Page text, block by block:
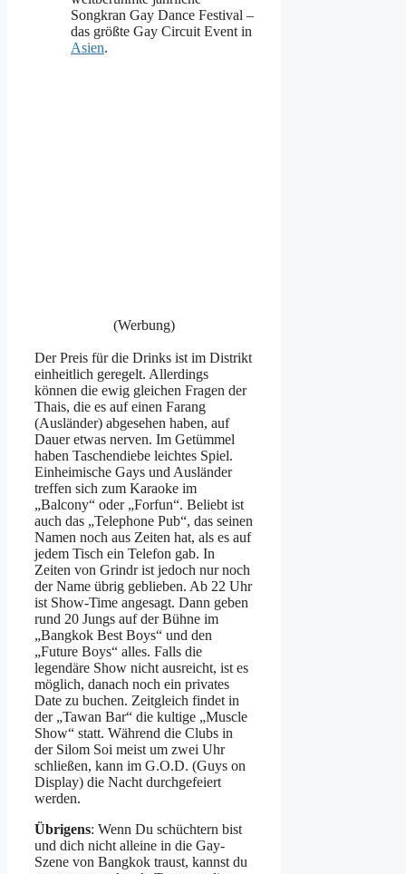
Songkran Gay Dance Festival –
das größte Gay Circuit Event in
Asien.
(Werbung)
Der Preis für die Drinks ist im Distrikt
einheitlich geregelt. Allerdings
können die ewig gleichen Fragen der
Thais, die es auf einen Farang
(Ausländer) abgesehen haben, auf
Dauer etwas nerven. Im Getümmel
haben Taschendiebe leichtes Spiel.
Einheimische Gays und Ausländer
treffen sich zum Karaoke im
„Balcony“ oder „Forfun“. Beliebt ist
auch das „Telephone Pub“, das seinen
Namen noch aus Zeiten hat, als es auf
jedem Tisch ein Telefon gab. In
Zeiten von Grindr ist jedoch nur noch
der Name übrig geblieben. Ab 22 Uhr
ist Show-Time angesagt. Dann geben
rund 20 Jungs auf der Bühne im
„Bangkok Best Boys“ und den
„Future Boys“ alles. Falls die
legendäre Show nicht ausreicht, ist es
möglich, danach noch ein privates
Date zu buchen. Zeitgleich findet in
der „Tawan Bar“ die kultige „Muscle
Show“ statt. Während die Clubs in
der Silom Soi meist um zwei Uhr
schließen, kann im G.O.D. (Guys on
Display) die Nacht durchgefeiert
werden.
Übrigens: Wenn Du schüchtern bist
und dich nicht alleine in die Gay-
Szene von Bangkok traust, kannst du